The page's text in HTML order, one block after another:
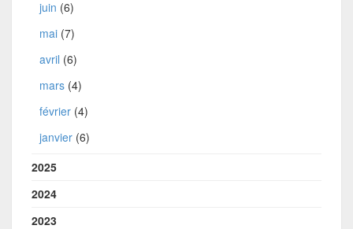
juin (6)
mai (7)
avril (6)
mars (4)
février (4)
janvier (6)
2025
2024
2023